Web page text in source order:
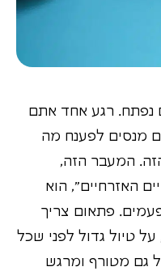
נפתח. רגע אחד אתם
מנסים לפענח מה
המעבר הזה,
האזרחיים", הוא
פתאום צריך
טיול גדול לפני שכל
גם מטורף ומרגש